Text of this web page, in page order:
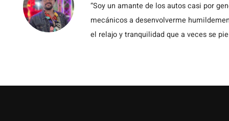
“Soy un amante de los autos casi por
mecánicos a desenvolverme
el relajo y tranquilidad que a veces se